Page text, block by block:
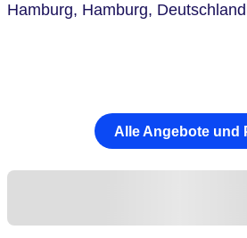
Hamburg, Hamburg, Deutschland
Alle Angebote und